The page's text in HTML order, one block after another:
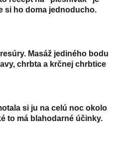
si ho doma jednoducho.
Masáž jediného bodu
chrbta a krčnej chrbtice
si ju na celú noc okolo
to má blahodarné účinky.